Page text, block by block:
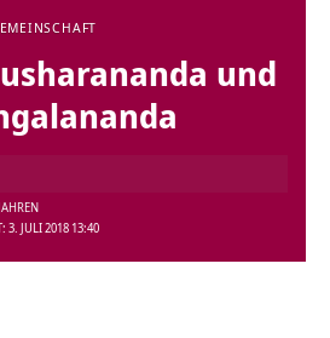
und
3. JULI 2018 13:40